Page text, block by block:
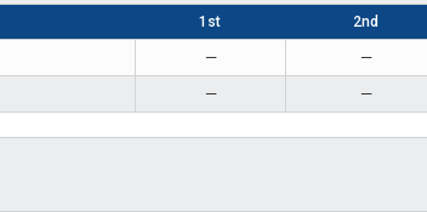
1st 2nd
— —
— —